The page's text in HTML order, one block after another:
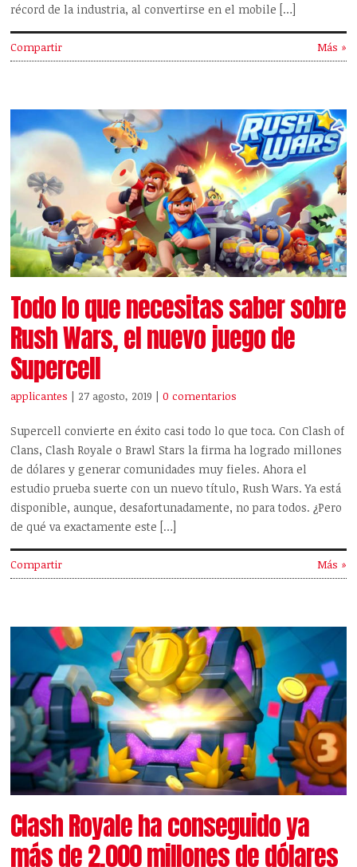
récord de la industria, al convertirse en el mobile […]
Compartir Más »
Todo lo que necesitas saber sobre
Rush Wars, el nuevo juego de
Supercell
applicantes | 27 agosto, 2019 |0 comentarios
Supercell convierte en éxito casi todo lo que toca. Con Clash of
Clans, Clash Royale o Brawl Stars la firma ha logrado millones
de dólares y generar comunidades muy fieles. Ahora el
estudio prueba suerte con un nuevo título, Rush Wars. Ya está
disponible, aunque, desafortunadamente, no para todos. ¿Pero
de qué va exactamente este […]
Compartir Más »
Clash Royale ha conseguido ya
más de 2.000 millones de dólares